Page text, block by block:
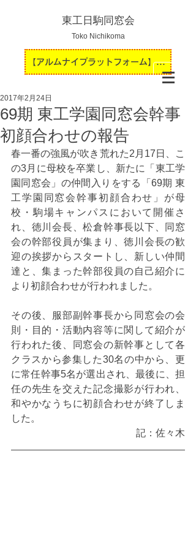
東工日駒同窓会
Toko Nichikoma
【アルムナイプラットフォーム】運用開始のお知らせ
69期 東工学園同窓会幹事
初顔合わせの報告
2017年2月24日
春一番の強風が吹き荒れた2月17日、こ
の3月に母校を卒業し、新たに「東工学
園同窓会」の仲間入りをする「69期 東
工学園同窓会幹事初顔合わせ」が母
校・駒場キャンパスにおいて開催さ
れ、徳川会長、松倉幹事長以下、同窓
会の幹部役員が集まり、徳川会長の歓
迎の挨拶からスタートし、新しい仲間
達と、集まった幹部役員の自己紹介に
より初顔合わせが行われました。
その後、服部副幹事長から同窓会の会
則・目的・活動内容等に関して紹介が
行われた後、同窓会の新幹事として各
クラスから参集した30名の中から、更
に常任幹事5名が選出され、最後に、担
任の先生を交えた記念撮影が行われ、
和やかなうちに初顔合わせが終了しま
した。
記：佐々木